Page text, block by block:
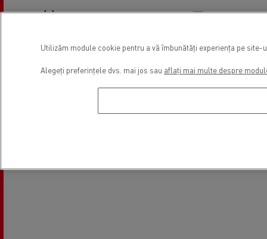
Vânzari vehicule comerciale
Finanțare
Utilizăm module cookie pentru a vă îmbunătăți experiența pe
Alegeți preferințele dvs. mai jos sau aflați mai multe despre